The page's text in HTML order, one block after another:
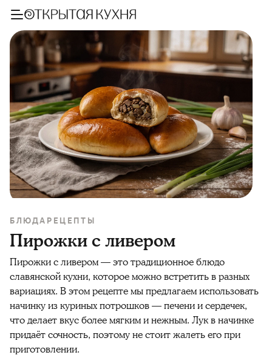
БЛЮДА РЕЦЕПТЫ
Пирожки с ливером
Пирожки с ливером — это традиционное блюдо
славянской кухни, которое можно встретить в разных
вариациях. В этом рецепте мы предлагаем использовать
начинку из куриных потрошков — печени и сердечек,
что делает вкус более мягким и нежным. Лук в начинке
придаёт сочность, поэтому не стоит жалеть его при
приготовлении.